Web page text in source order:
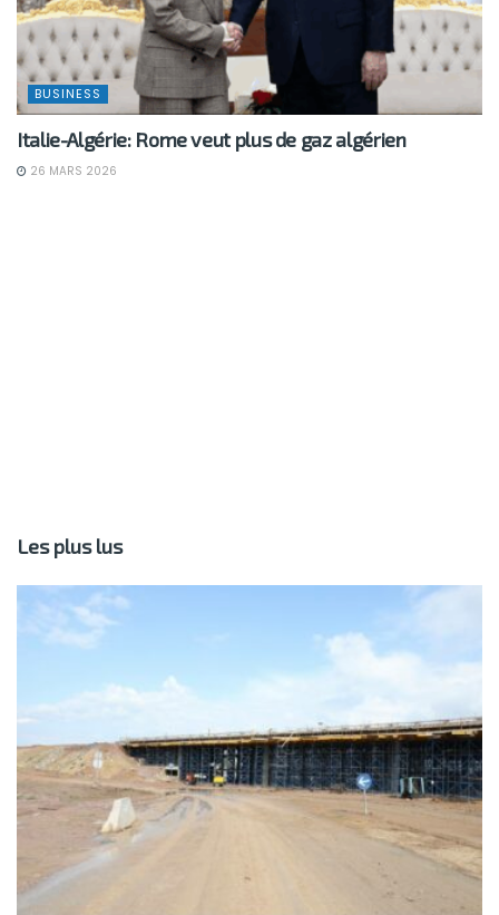
BUSINESS
Italie-Algérie: Rome veut plus de gaz algérien
26 MARS 2026
Les plus lus